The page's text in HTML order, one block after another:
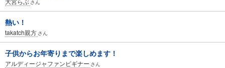
さん
熱い！
takatch親方 さん
子供からお年寄りまで楽しめます！
アルディージャファンビギナー さん